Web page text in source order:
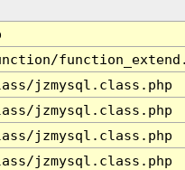
jzmysql.class.php
jzmysql.class.php
jzmysql.class.php
jzmysql.class.php